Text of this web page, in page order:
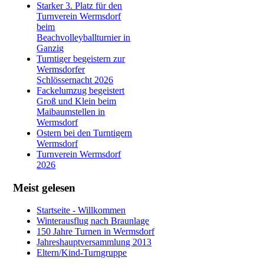
Starker 3. Platz für den
Turnverein Wermsdorf
beim
Beachvolleyballturnier in
Ganzig
Turntiger begeistern zur
Wermsdorfer
Schlössernacht 2026
Fackelumzug begeistert
Groß und Klein beim
Maibaumstellen in
Wermsdorf
Ostern bei den Turntigern
Wermsdorf
Turnverein Wermsdorf
2026
Meist gelesen
Startseite - Willkommen
Winterausflug nach Braunlage
150 Jahre Turnen in Wermsdorf
Jahreshauptversammlung 2013
Eltern/Kind-Turngruppe